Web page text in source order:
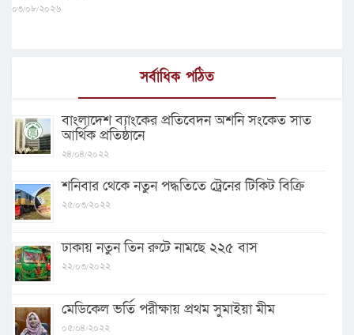
০৩/০৮/২০২৬
সর্বাধিক পঠিত
বাংলাদেশ ব্যাংকের প্রতিবেদন অশনি সংকেত সাত
আর্থিক প্রতিষ্ঠানে
২৪/০৪/২০২২
শনিবার থেকে নতুন পদ্ধতিতে ট্রেনের টিকিট বিক্রি
২৫/০৩/২০২২
ঢাকায় নতুন তিন রুটে নামছে ২২৫ বাস
২২/০৩/২০২২
মেডিকেল ভর্তি পরীক্ষায় প্রথম সুমাইয়া মীম
০৫/০৪/২০২২